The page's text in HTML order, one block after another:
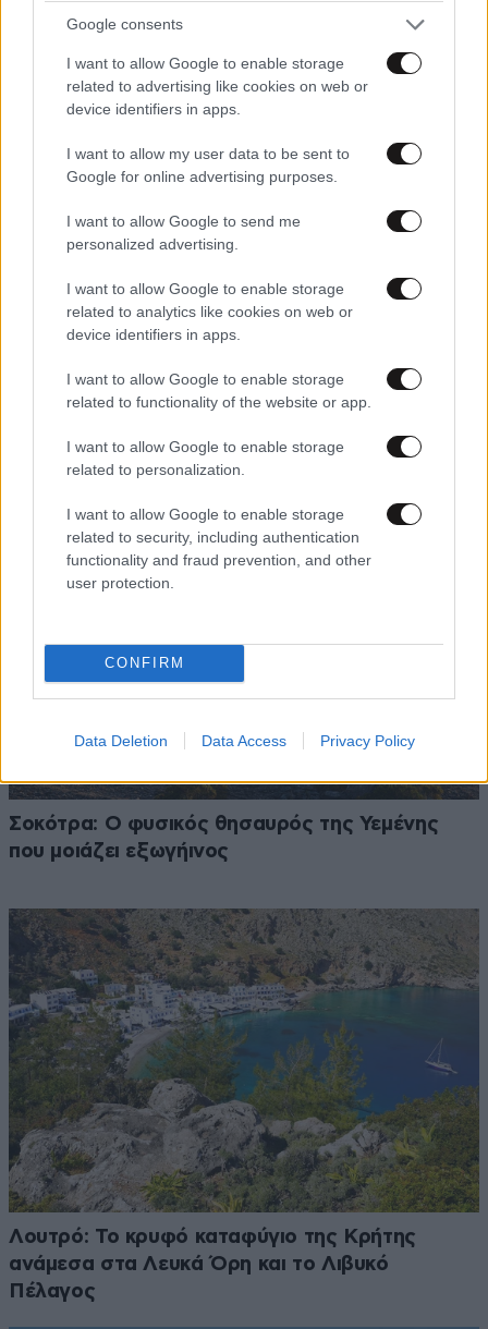
Google consents
I want to allow Google to enable storage
related to advertising like cookies on web or
device identifiers in apps.
I want to allow my user data to be sent to
Google for online advertising purposes.
I want to allow Google to send me
personalized advertising.
I want to allow Google to enable storage
related to analytics like cookies on web or
device identifiers in apps.
I want to allow Google to enable storage
related to functionality of the website or app.
I want to allow Google to enable storage
related to personalization.
I want to allow Google to enable storage
related to security, including authentication
functionality and fraud prevention, and other
user protection.
CONFIRM
Data Deletion Data Access Privacy Policy
Lençóis Maranhenses: Ένα ταξίδι στη Βραζιλία,
στην πιο παράξενη έρημο του κόσμου
Λεύκες: Η Πάρος χωρίς φίλτρα
Σοκότρα: Ο φυσικός θησαυρός της Υεμένης
που μοιάζει εξωγήινος
Λουτρό: Το κρυφό καταφύγιο της Κρήτης
ανάμεσα στα Λευκά Όρη και το Λιβυκό
Πέλαγος